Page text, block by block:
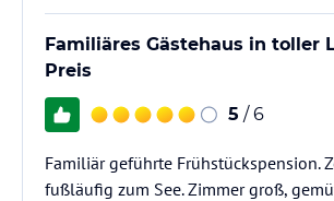
Familiäres Gästehaus in toller
Preis
5 / 6
Familiär geführte Frühstückspension.
fußläufig zum See. Zimmer groß,